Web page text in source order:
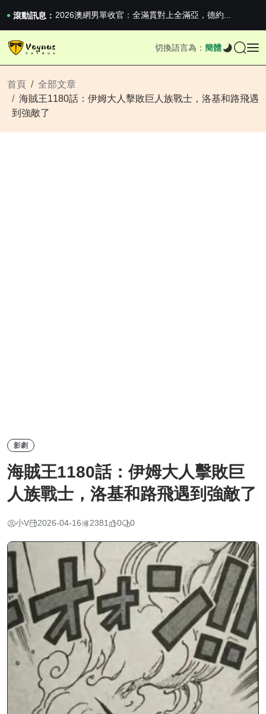
滾動訊息： 2026澳網男單收官：全滿貫對上全滿亞，德約...
《巔峰守衛 Highguard》正式上線，官...
iPhone 16e 釋出，蘋果你不要太離譜
iPhone 16e 釋出，蘋果你不要太離譜
切換語言為： 簡體
首頁
全部文章
海賊王1180話：伊姆大人擊敗巨人族戰士，洛基和路飛遇
到強敵了
影劇
海賊王1180話：伊姆大人擊敗巨
人族戰士，洛基和路飛遇到強敵了
小V 2026-04-16 2381 0 0